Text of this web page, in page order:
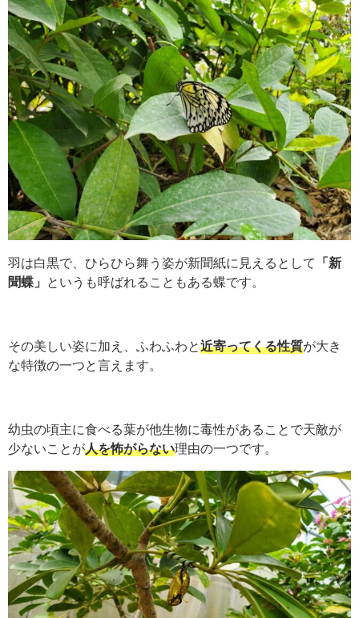
羽は白黒で、ひらひら舞う姿が新聞紙に見えるとして 「新
聞蝶」 というも呼ばれることもある蝶です。
その美しい姿に加え、ふわふわと近寄ってくる性質が大き
な特徴の一つと言えます。
幼虫の頃主に食べる葉が他生物に毒性があることで天敵が
少ないことが人を怖がらない理由の一つです。